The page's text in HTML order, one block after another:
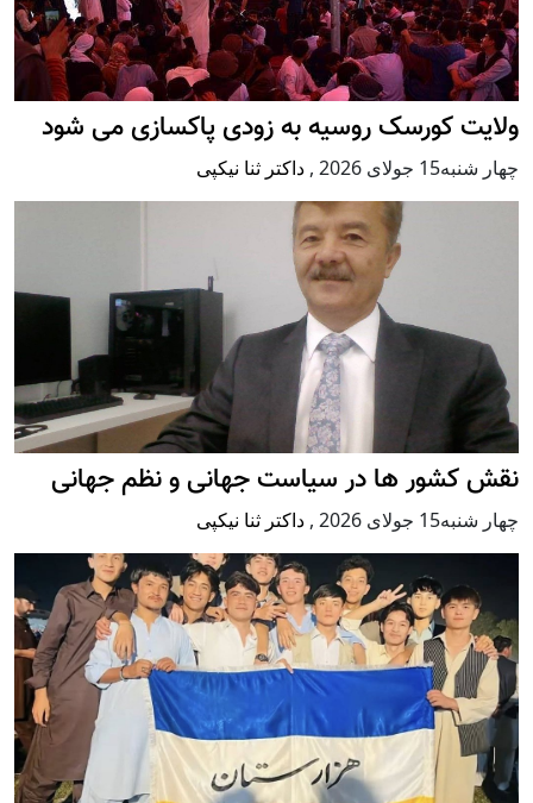
ولایت کورسک روسیه به زودی پاکسازی می شود
چهار شنبه15 جولای 2026 , داکتر ثنا نیکپی
نقش کشور ها در سیاست جهانی و نظم جهانی
چهار شنبه15 جولای 2026 , داکتر ثنا نیکپی